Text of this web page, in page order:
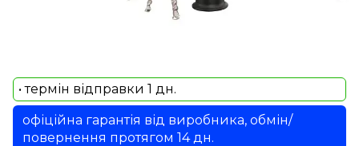
• термін відправки 1 дн.
офіційна гарантія від виробника, обмін/
повернення протягом 14 дн.